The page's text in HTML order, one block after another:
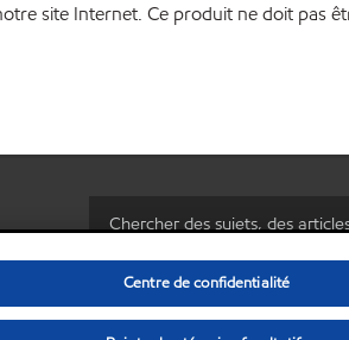
site Internet. Ce produit ne doit pas
Centre de confidentialité